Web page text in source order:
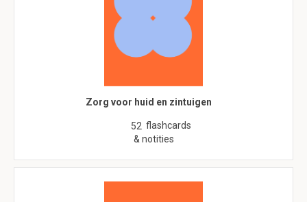
Zorg voor huid en zintuigen
52 flashcards
& notities